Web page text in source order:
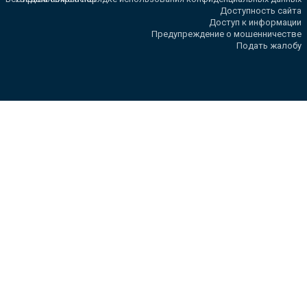
Доступность сайта
Доступ к информации
Предупреждение о мошенничестве
Подать жалобу